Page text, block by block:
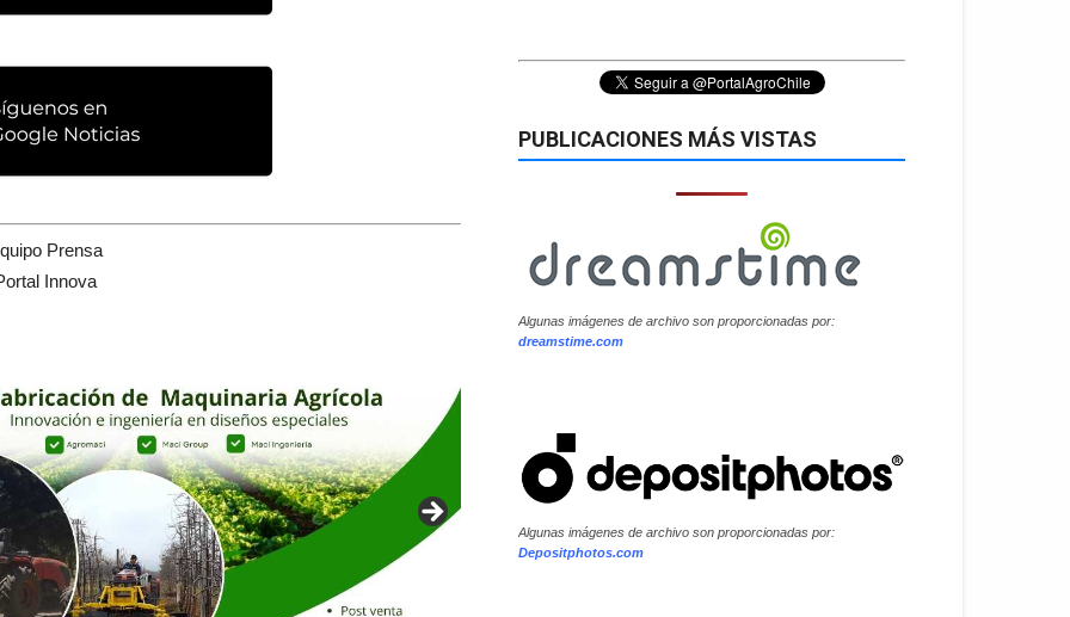
Prensa
Innova
PUBLICACIONES MÁS VISTAS
Algunas imágenes de archivo son proporcionadas por:
dreamstime.com
Algunas imágenes de archivo son proporcionadas por:
Depositphotos.com